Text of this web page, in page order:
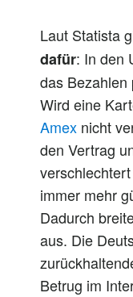
Laut Statista
dafür: In den
das Bezahlen
Wird eine
Amex nicht
den Vertrag
immer mehr
Dadurch
aus. Die
Betrug im